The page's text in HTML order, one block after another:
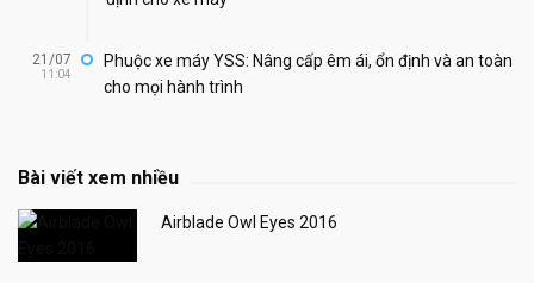
21/07
11:04
Phuộc xe máy YSS: Nâng cấp êm ái, ổn định và an toàn
cho mọi hành trình
Bài viết xem nhiều
Airblade Owl Eyes 2016